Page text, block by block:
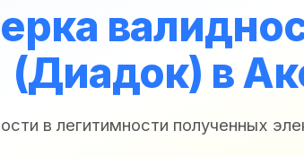
(Диадок) в
в легитимности полученных